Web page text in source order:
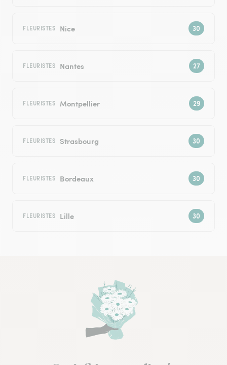
FLEURISTES Nice
FLEURISTES Nantes
FLEURISTES Montpellier
FLEURISTES Strasbourg
FLEURISTES Bordeaux
FLEURISTES Lille